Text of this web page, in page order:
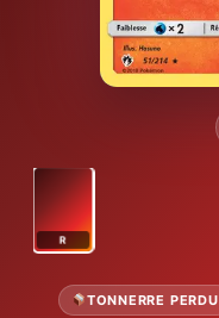
R
TONNERRE PERDU